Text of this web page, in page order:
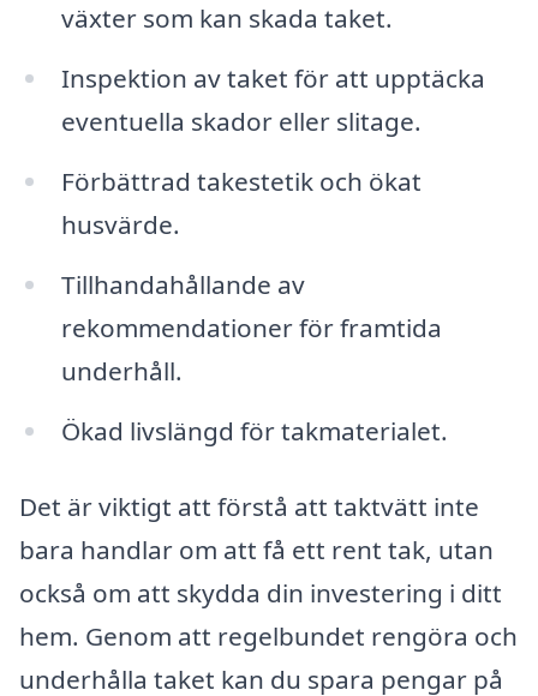
växter som kan skada taket.
Inspektion av taket för att upptäcka
eventuella skador eller slitage.
Förbättrad takestetik och ökat
husvärde.
Tillhandahållande av
rekommendationer för framtida
underhåll.
Ökad livslängd för takmaterialet.
Det är viktigt att förstå att taktvätt inte
bara handlar om att få ett rent tak, utan
också om att skydda din investering i ditt
hem. Genom att regelbundet rengöra och
underhålla taket kan du spara pengar på